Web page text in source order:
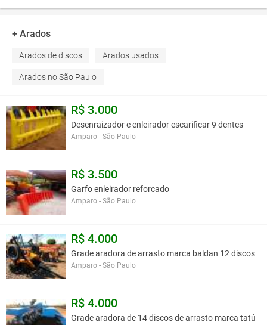
+ Arados
Arados de discos Arados usados
Arados no São Paulo
R$ 3.000
Desenraizador e enleirador escarificar 9 dentes
Amparo - São Paulo
R$ 3.500
Garfo enleirador reforcado
Amparo - São Paulo
R$ 4.000
Grade aradora de arrasto marca baldan 12 discos
Amparo - São Paulo
R$ 4.000
Grade aradora de 14 discos de arrasto marca tatú